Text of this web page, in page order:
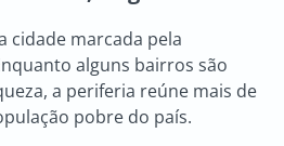
cidade marcada pela
alguns bairros são
a periferia reúne mais de
pobre do país.